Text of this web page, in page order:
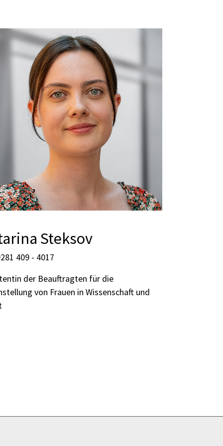
Steksov
409 - 4017
der Beauftragten für die
von Frauen in Wissenschaft und